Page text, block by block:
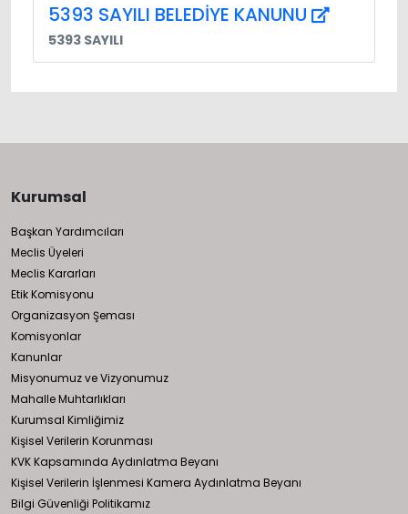
5393 SAYILI BELEDİYE KANUNU
5393 SAYILI
Kurumsal
Başkan Yardımcıları
Meclis Üyeleri
Meclis Kararları
Etik Komisyonu
Organizasyon Şeması
Komisyonlar
Kanunlar
Misyonumuz ve Vizyonumuz
Mahalle Muhtarlıkları
Kurumsal Kimliğimiz
Kişisel Verilerin Korunması
KVK Kapsamında Aydınlatma Beyanı
Kişisel Verilerin İşlenmesi Kamera Aydınlatma Beyanı
Bilgi Güvenliği Politikamız